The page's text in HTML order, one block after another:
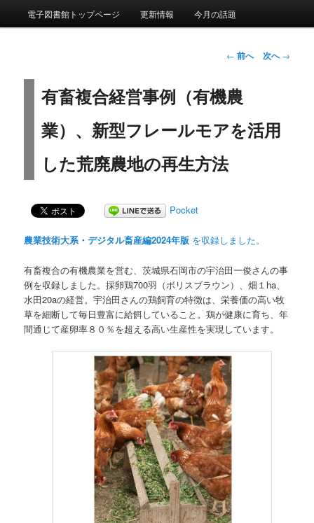
ルーラル電子図書館の更新情報
メインメニュー
メインコンテンツへ移動
サブコンテンツへ移動
電子図書館トップページ 更新情報 今月の話題
投稿ナビゲーシ
← 前へ 次へ→
有畜複合経営事例（有機農
業）、新型フレールモアを活用
した荒廃農地の再生方法
Pocket
農業技術大系・デジタル畜産編2024年版 を収録しました。
有畜複合の有機農業を営む、茨城県石岡市の宇治田一俊さんの事
例を収録しました。採卵鶏700羽（ボリスブラウン）、畑１ha、
水田20aの経営。宇治田さんの鶏飼育の特徴は、栄養価の高い牧
草を細断して毎日豊富に給餌していること。鶏が健康に育ち、年
間通じて産卵率８０％を超える高い生産性を実現しています。